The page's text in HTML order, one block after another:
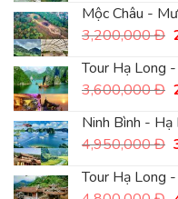
Mộc Châu -
3,200,000Đ
Tour Hạ Long
3,600,000Đ
Ninh Bình -
4,950,000Đ
Tour Hạ Long